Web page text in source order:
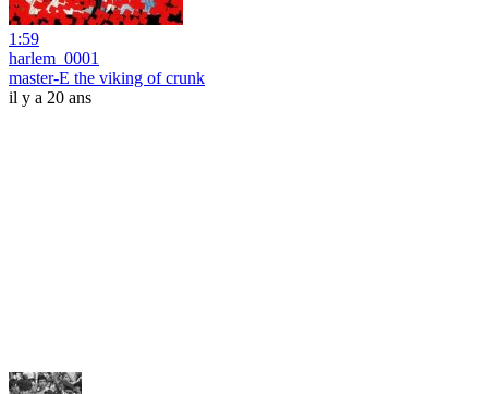
1:59
harlem_0001
master-E the viking of crunk
il y a 20 ans